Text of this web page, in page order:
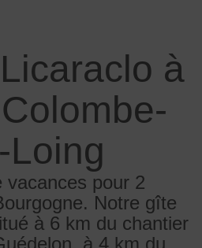
à
Loing
vacances pour 2
Notre gîte
à 6 km du chantier